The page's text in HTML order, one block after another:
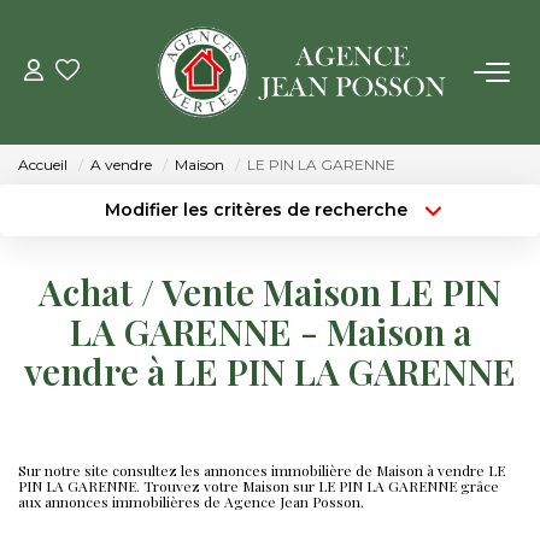
ESTIMATION
Qui Sommes Nous
Notre Équipe
Accueil A vendre Maison LE PIN LA GARENNE
Modifier les critères de recherche
Sélectionnez...
Type de bien
Surface min
Budget max Plus de critères
Achat / Vente Maison LE PIN
LA GARENNE - Maison a
vendre à LE PIN LA GARENNE
Sur notre site consultez les annonces immobilière de Maison à vendre LE
PIN LA GARENNE. Trouvez votre Maison sur LE PIN LA GARENNE grâce
aux annonces immobilières de Agence Jean Posson.